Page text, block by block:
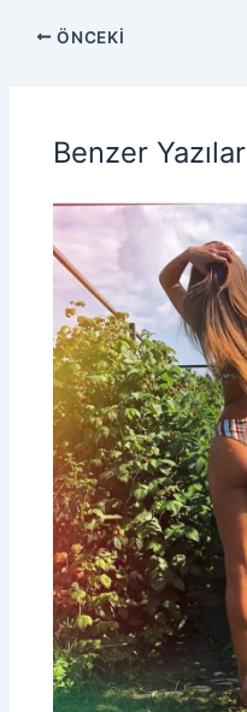
ÖNCEKI
Benzer Yazılar